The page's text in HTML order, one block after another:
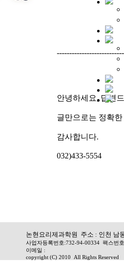
안녕하세요, 답변
글만으로는 정확
감사합니다.
032)433-5554
논현요리제과학원 주소 : 인천 남
사업자등록번호:732-94-00334 팩스번
이메일 :
copyright (C) 2010
All Rights Reserved